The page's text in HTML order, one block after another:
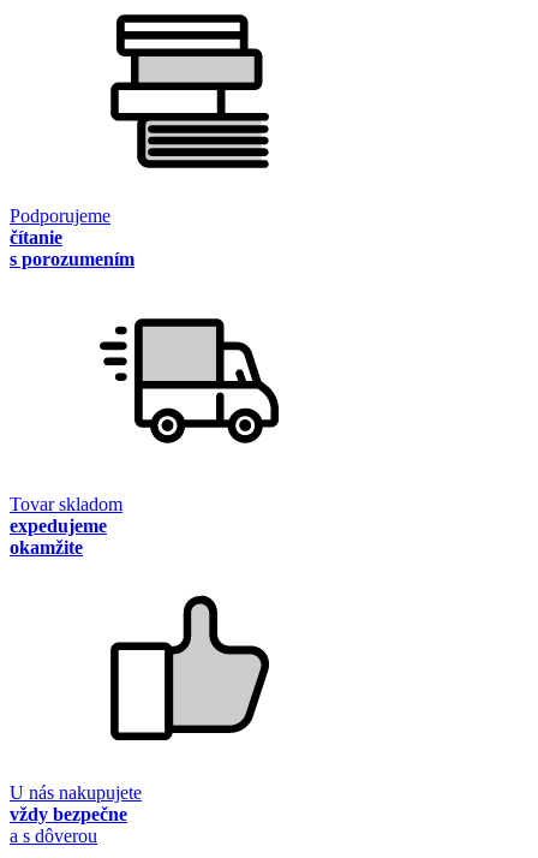
Podporujeme
čítanie
s porozumením
Tovar skladom
expedujeme
okamžite
U nás nakupujete
vždy bezpečne
a s dôverou